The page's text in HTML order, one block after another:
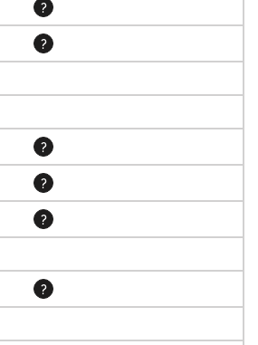
?
?
?
?
?
?